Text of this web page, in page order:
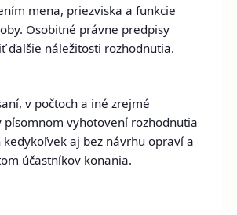
mena, priezviska a funkcie
Osobitné právne predpisy
ďalšie náležitosti rozhodnutia.
v počtoch a iné zrejmé
písomnom vyhotovení rozhodnutia
aj bez návrhu opraví a
účastníkov konania.